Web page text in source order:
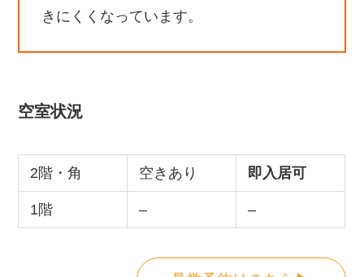
きにくくなっています。
空室状況
2階・角 空きあり 即入居可
1階 – –